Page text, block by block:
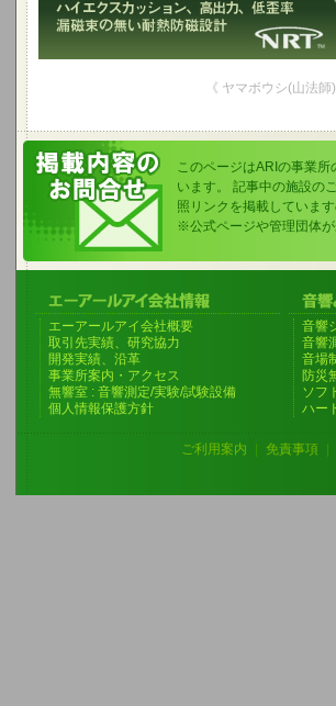
《 ヤマボウシ(山法
このページはARIの事業
います。 記事中の施設の
照リンクを掲載していま
※公式ページや管理団体
エーアールアイ会社概要
取引先実績、研究協力
開発実績、沿革
事業所案内・アクセス
無響室 : 音響測定/実験/試験設備
個人情報保護方針
音響
音響
音場
防災
ソフ
ハー
ご利用案内 免責事項